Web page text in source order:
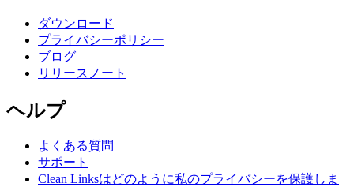
ダウンロード
プライバシーポリシー
ブログ
リリースノート
ヘルプ
よくある質問
サポート
Clean Linksはどのように私のプライバシーを保護しま